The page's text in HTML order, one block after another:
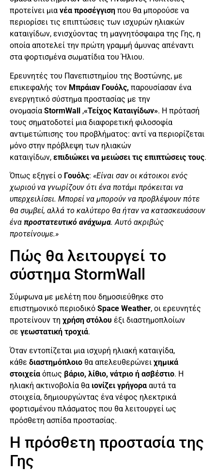
προτείνει μια νέα προσέγγιση που θα μπορούσε να
περιορίσει τις επιπτώσεις των ισχυρών ηλιακών
καταιγίδων, ενισχύοντας τη μαγνητόσφαιρα της Γης, η
οποία αποτελεί την πρώτη γραμμή άμυνας απέναντι
στα φορτισμένα σωματίδια του Ήλιου.
Ερευνητές του Πανεπιστημίου της Βοστώνης, με
επικεφαλής τον Μπράιαν Γουόλς, παρουσίασαν ένα
ενεργητικό σύστημα προστασίας με την
ονομασία StormWall ,«Τείχος Καταιγίδων». Η πρότασή
τους σηματοδοτεί μια διαφορετική φιλοσοφία
αντιμετώπισης του προβλήματος: αντί να περιορίζεται
μόνο στην πρόβλεψη των ηλιακών
καταιγίδων, επιδιώκει να μειώσει τις επιπτώσεις τους.
Όπως εξηγεί ο Γουόλς: «Είναι σαν οι κάτοικοι ενός
χωριού να γνωρίζουν ότι ένα ποτάμι πρόκειται να
υπερχειλίσει. Μπορεί να μπορούν να προβλέψουν πότε
θα συμβεί, αλλά το καλύτερο θα ήταν να κατασκευάσουν
ένα προστατευτικό ανάχωμα. Αυτό ακριβώς
προτείνουμε.»
Πώς θα λειτουργεί το
σύστημα StormWall
Σύμφωνα με μελέτη που δημοσιεύθηκε στο
επιστημονικό περιοδικό Space Weather, οι ερευνητές
προτείνουν τη χρήση στόλου έξι διαστημοπλοίων
σε γεωστατική τροχιά.
Όταν εντοπίζεται μια ισχυρή ηλιακή καταιγίδα,
κάθε διαστημόπλοιο θα απελευθερώνει χημικά
στοιχεία όπως βάριο, λίθιο, νάτριο ή ασβέστιο. Η
ηλιακή ακτινοβολία θα ιονίζει γρήγορα αυτά τα
στοιχεία, δημιουργώντας ένα νέφος ηλεκτρικά
φορτισμένου πλάσματος που θα λειτουργεί ως
πρόσθετη ασπίδα προστασίας.
Η πρόσθετη προστασία της
Γης